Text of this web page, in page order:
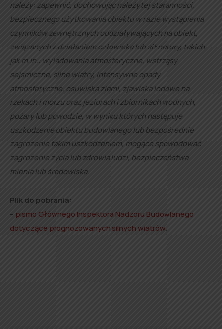
należy: zapewnić, dochowując należytej staranności,
bezpiecznego użytkowania obiektu w razie wystąpienia
czynników zewnętrznych oddziaływających na obiekt,
związanych z działaniem człowieka lub sił natury, takich
jak m.in.: wyładowania atmosferyczne, wstrząsy
sejsmiczne, silne wiatry, intensywne opady
atmosferyczne, osuwiska ziemi, zjawiska lodowe na
rzekach i morzu oraz jeziorach i zbiornikach wodnych,
pożary lub powodzie, w wyniku których następuje
uszkodzenie obiektu budowlanego lub bezpośrednie
zagrożenie takim uszkodzeniem, mogące spowodować
zagrożenie życia lub zdrowia ludzi, bezpieczeństwa
mienia lub środowiska.
Plik do pobrania:
– pismo Głównego Inspektora Nadzoru Budowlanego
dotyczące prognozowanych silnych wiatrów.